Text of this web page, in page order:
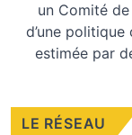
un Comité
d’une
estimée par
LE RÉSEAU